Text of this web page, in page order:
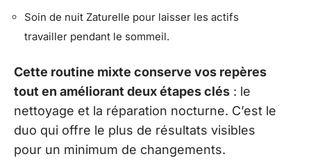
Soin de nuit Zaturelle pour laisser les actifs
travailler pendant le sommeil.
Cette routine mixte conserve vos repères
tout en améliorant deux étapes clés : le
nettoyage et la réparation nocturne. C’est le
duo qui offre le plus de résultats visibles
pour un minimum de changements.